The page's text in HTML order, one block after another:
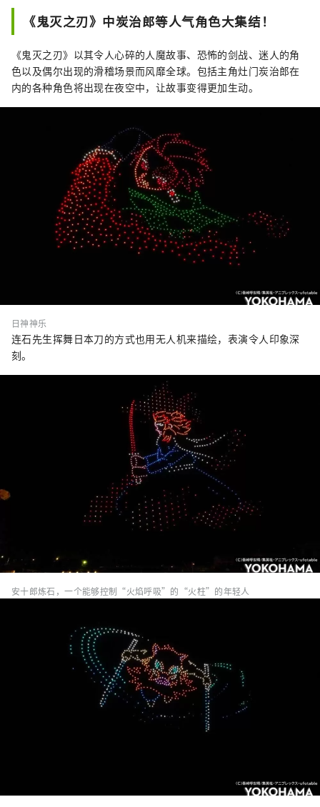
的体验设施和研发基地。欢迎来到这座令人兴
奋的城市，它融合了精致的城市滨水区和田园
诗般的绿色郊区的魅力！
《鬼灭之刃》中炭治郎等人气角色大集结！
《鬼灭之刃》以其令人心碎的人魔故事、恐怖的剑战、迷人的角
色以及偶尔出现的滑稽场景而风靡全球。包括主角灶门炭治郎在
内的各种角色将出现在夜空中，让故事变得更加生动。
日神神乐
连石先生挥舞日本刀的方式也用无人机来描绘，表演令人印象深
刻。
安十郎炼石，一个能够控制“火焰呼吸”的“火柱”的年轻人